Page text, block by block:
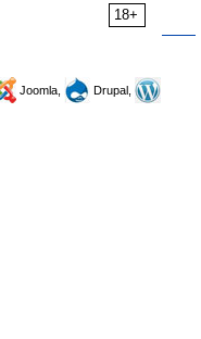
18+
Joomla,
Drupal,